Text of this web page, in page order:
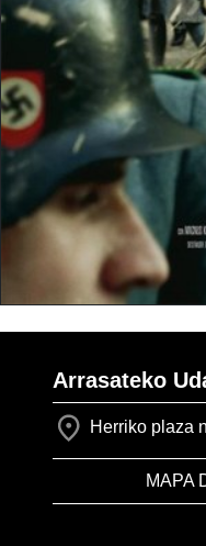
Arrasateko
Herriko plaza
MAPA